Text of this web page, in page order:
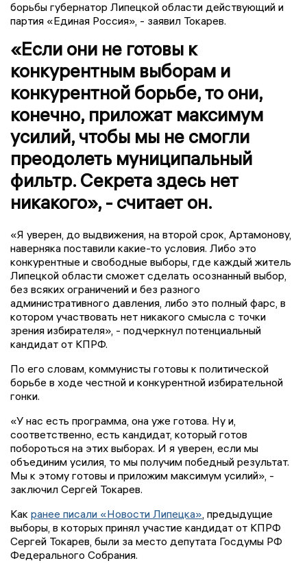
борьбы губернатор Липецкой области действующий и
партия «Единая Россия», - заявил Токарев.
«Если они не готовы к
конкурентным выборам и
конкурентной борьбе, то они,
конечно, приложат максимум
усилий, чтобы мы не смогли
преодолеть муниципальный
фильтр. Секрета здесь нет
никакого», - считает он.
«Я уверен, до выдвижения, на второй срок, Артамонову,
наверняка поставили какие-то условия. Либо это
конкурентные и свободные выборы, где каждый житель
Липецкой области сможет сделать осознанный выбор,
без всяких ограничений и без разного
административного давления, либо это полный фарс, в
котором участвовать нет никакого смысла с точки
зрения избирателя», - подчеркнул потенциальный
кандидат от КПРФ.
По его словам, коммунисты готовы к политической
борьбе в ходе честной и конкурентной избирательной
гонки.
«У нас есть программа, она уже готова. Ну и,
соответственно, есть кандидат, который готов
побороться на этих выборах. И я уверен, если мы
объединим усилия, то мы получим победный результат.
Мы к этому готовы и приложим максимум усилий», -
заключил Сергей Токарев.
Как ранее писали «Новости Липецка», предыдущие
выборы, в которых принял участие кандидат от КПРФ
Сергей Токарев, были за место депутата Госдумы РФ
Федерального Собрания.